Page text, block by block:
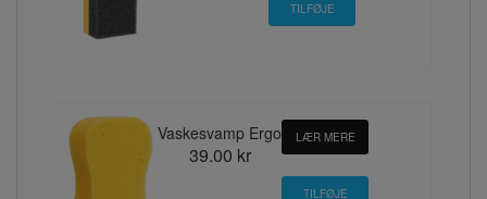
Vaskesvamp Ergo
39.00 kr
LÆR MERE